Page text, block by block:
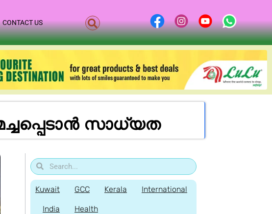
CONTACT US
സാധ്യത
Kuwait GCC Kerala International
India Health